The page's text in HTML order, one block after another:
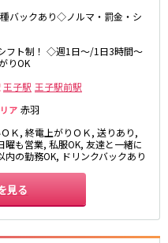
バックあり◇ノルマ・罰金・シ
フト制！ ◇週1日～/1日3時間～
りOK
王子駅 王子駅前駅
ア 赤羽
Ｋ, 終電上がりＯＫ, 送りあり,
も営業, 私服OK, 友達と一緒に
の勤務OK, ドリンクバックあり
見る
駅
駅
駅